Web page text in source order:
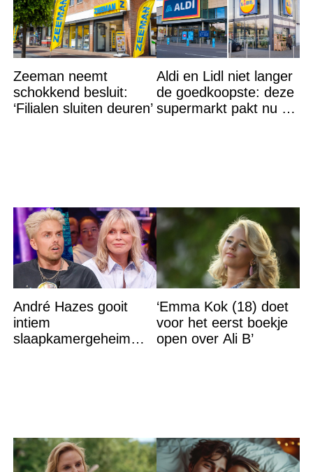
Zeeman neemt
schokkend besluit:
‘Filialen sluiten deuren’
Aldi en Lidl niet langer
de goedkoopste: deze
supermarkt pakt nu de
André Hazes gooit
intiem
slaapkamergeheim
‘Emma Kok (18) doet
voor het eerst boekje
open over Ali B’